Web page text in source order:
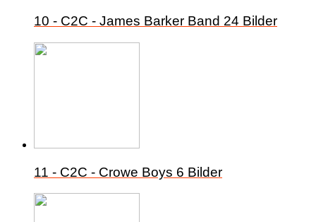
10 - C2C - James Barker Band 24 Bilder
11 - C2C - Crowe Boys 6 Bilder